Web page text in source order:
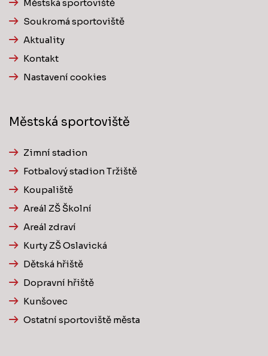
Městská sportoviště
Soukromá sportoviště
Aktuality
Kontakt
Nastavení cookies
Městská sportoviště
Zimní stadion
Fotbalový stadion Tržiště
Koupaliště
Areál ZŠ Školní
Areál zdraví
Kurty ZŠ Oslavická
Dětská hřiště
Dopravní hřiště
Kunšovec
Ostatní sportoviště města